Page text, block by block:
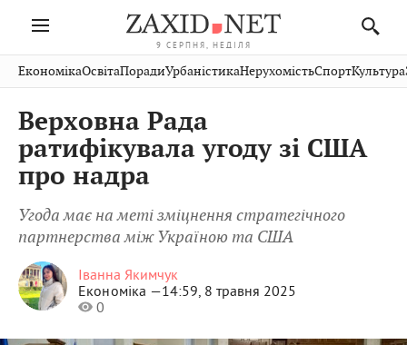
9 СЕРПНЯ, НЕДІЛЯ
Івано-
Франківськ
Волинь
Закарпаття
Рівне
Чернівці
Шептицький
Стрий
Хмельницький
Вінниця
Публікації
Авто СловкоКультура
ФотоОсвітаНерухомість
Домашні
ЕкономікаОсвітаПорадиУрбаністикаНерухомістьСпортКультура
Верховна Рада
ратифікувала угоду зі США
про надра
Угода має на меті зміцнення стратегічного
партнерства між Україною та США
Іванна Якимчук
Економіка —14:59, 8 травня 2025
0